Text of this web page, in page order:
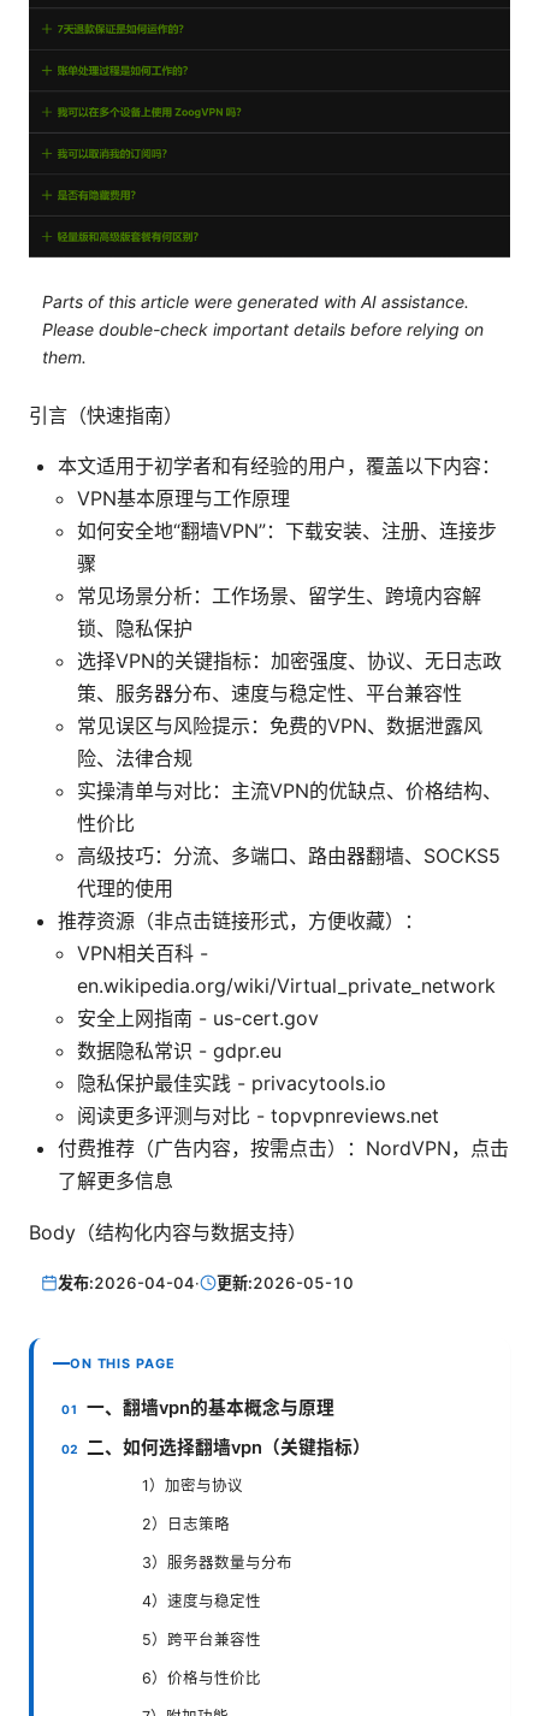
Parts of this article were generated with AI assistance.
Please double-check important details before relying on
them.
引言（快速指南）
本文适用于初学者和有经验的用户，覆盖以下内容：
VPN基本原理与工作原理
如何安全地“翻墙VPN”：下载安装、注册、连接步
骤
常见场景分析：工作场景、留学生、跨境内容解
锁、隐私保护
选择VPN的关键指标：加密强度、协议、无日志政
策、服务器分布、速度与稳定性、平台兼容性
常见误区与风险提示：免费的VPN、数据泄露风
险、法律合规
实操清单与对比：主流VPN的优缺点、价格结构、
性价比
高级技巧：分流、多端口、路由器翻墙、SOCKS5
代理的使用
推荐资源（非点击链接形式，方便收藏）：
VPN相关百科 -
en.wikipedia.org/wiki/Virtual_private_network
安全上网指南 - us-cert.gov
数据隐私常识 - gdpr.eu
隐私保护最佳实践 - privacytools.io
阅读更多评测与对比 - topvpnreviews.net
付费推荐（广告内容，按需点击）：NordVPN，点击
了解更多信息
Body（结构化内容与数据支持）
发布:2026-04-04· 更新:2026-05-10
ON THIS PAGE
一、翻墙vpn的基本概念与原理
二、如何选择翻墙vpn（关键指标）
1）加密与协议
2）日志策略
3）服务器数量与分布
4）速度与稳定性
5）跨平台兼容性
6）价格与性价比